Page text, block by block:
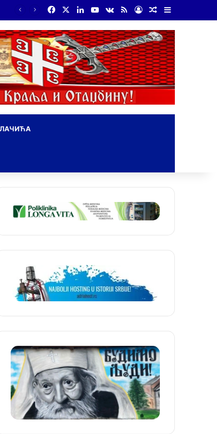
FacebookLinkedInYouTube
vk.com
RSS Log InRandom Article